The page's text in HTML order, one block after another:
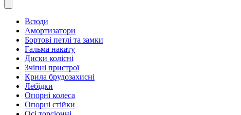
Всюди
Амортизатори
Бортові петлі та замки
Гальма накату
Диски колісні
Зчіпні пристрої
Крила брудозахисні
Лебідки
Опорні колеса
Опорні стійки